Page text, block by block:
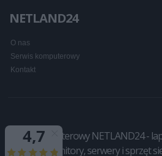
NETLAND24
O nas
Serwis komputerowy
Kontakt
Sklep komputerowy NETLAND24 -
drukarki, monitory, serwery i sprzęt